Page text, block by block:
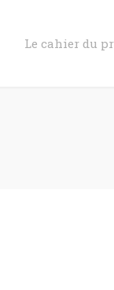
Le cahier du